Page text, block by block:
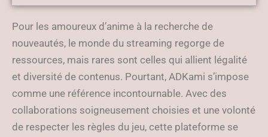
streaming légal
Pour les amoureux d’anime à la recherche de
nouveautés, le monde du streaming regorge de
ressources, mais rares sont celles qui allient légalité
et diversité de contenus. Pourtant, ADKami s’impose
comme une référence incontournable. Avec des
collaborations soigneusement choisies et une volonté
de respecter les règles du jeu, cette plateforme se